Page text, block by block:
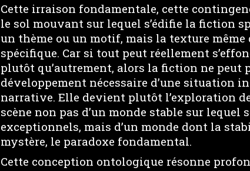
Cette irraison fondamentale, cette
le sol mouvant sur lequel s’édifie la fiction
un thème ou un motif, mais la texture même
spécifique. Car si tout peut réellement
plutôt qu’autrement, alors la fiction ne peut
développement nécessaire d’une situation
narrative. Elle devient plutôt l’exploration
scène non pas d’un monde stable sur lequel
exceptionnels, mais d’un monde dont la
mystère, le paradoxe fondamental.
Cette conception ontologique résonne